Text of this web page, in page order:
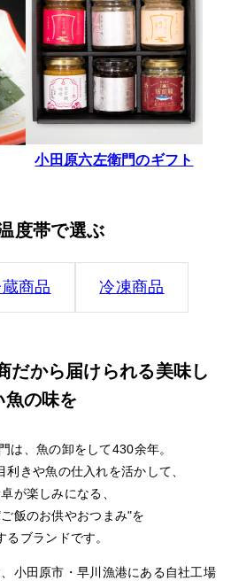
小田原六左衛門のギフト
度帯で選ぶ
商品 冷凍商品
だから届けられる美味し
魚の味を
は、魚の卸をして430余年。
きや魚の仕入れを活かして、
が楽しみになる、
飯のお供やおつまみ"を
るブランドです。
小田原市・早川漁港にある自社工場